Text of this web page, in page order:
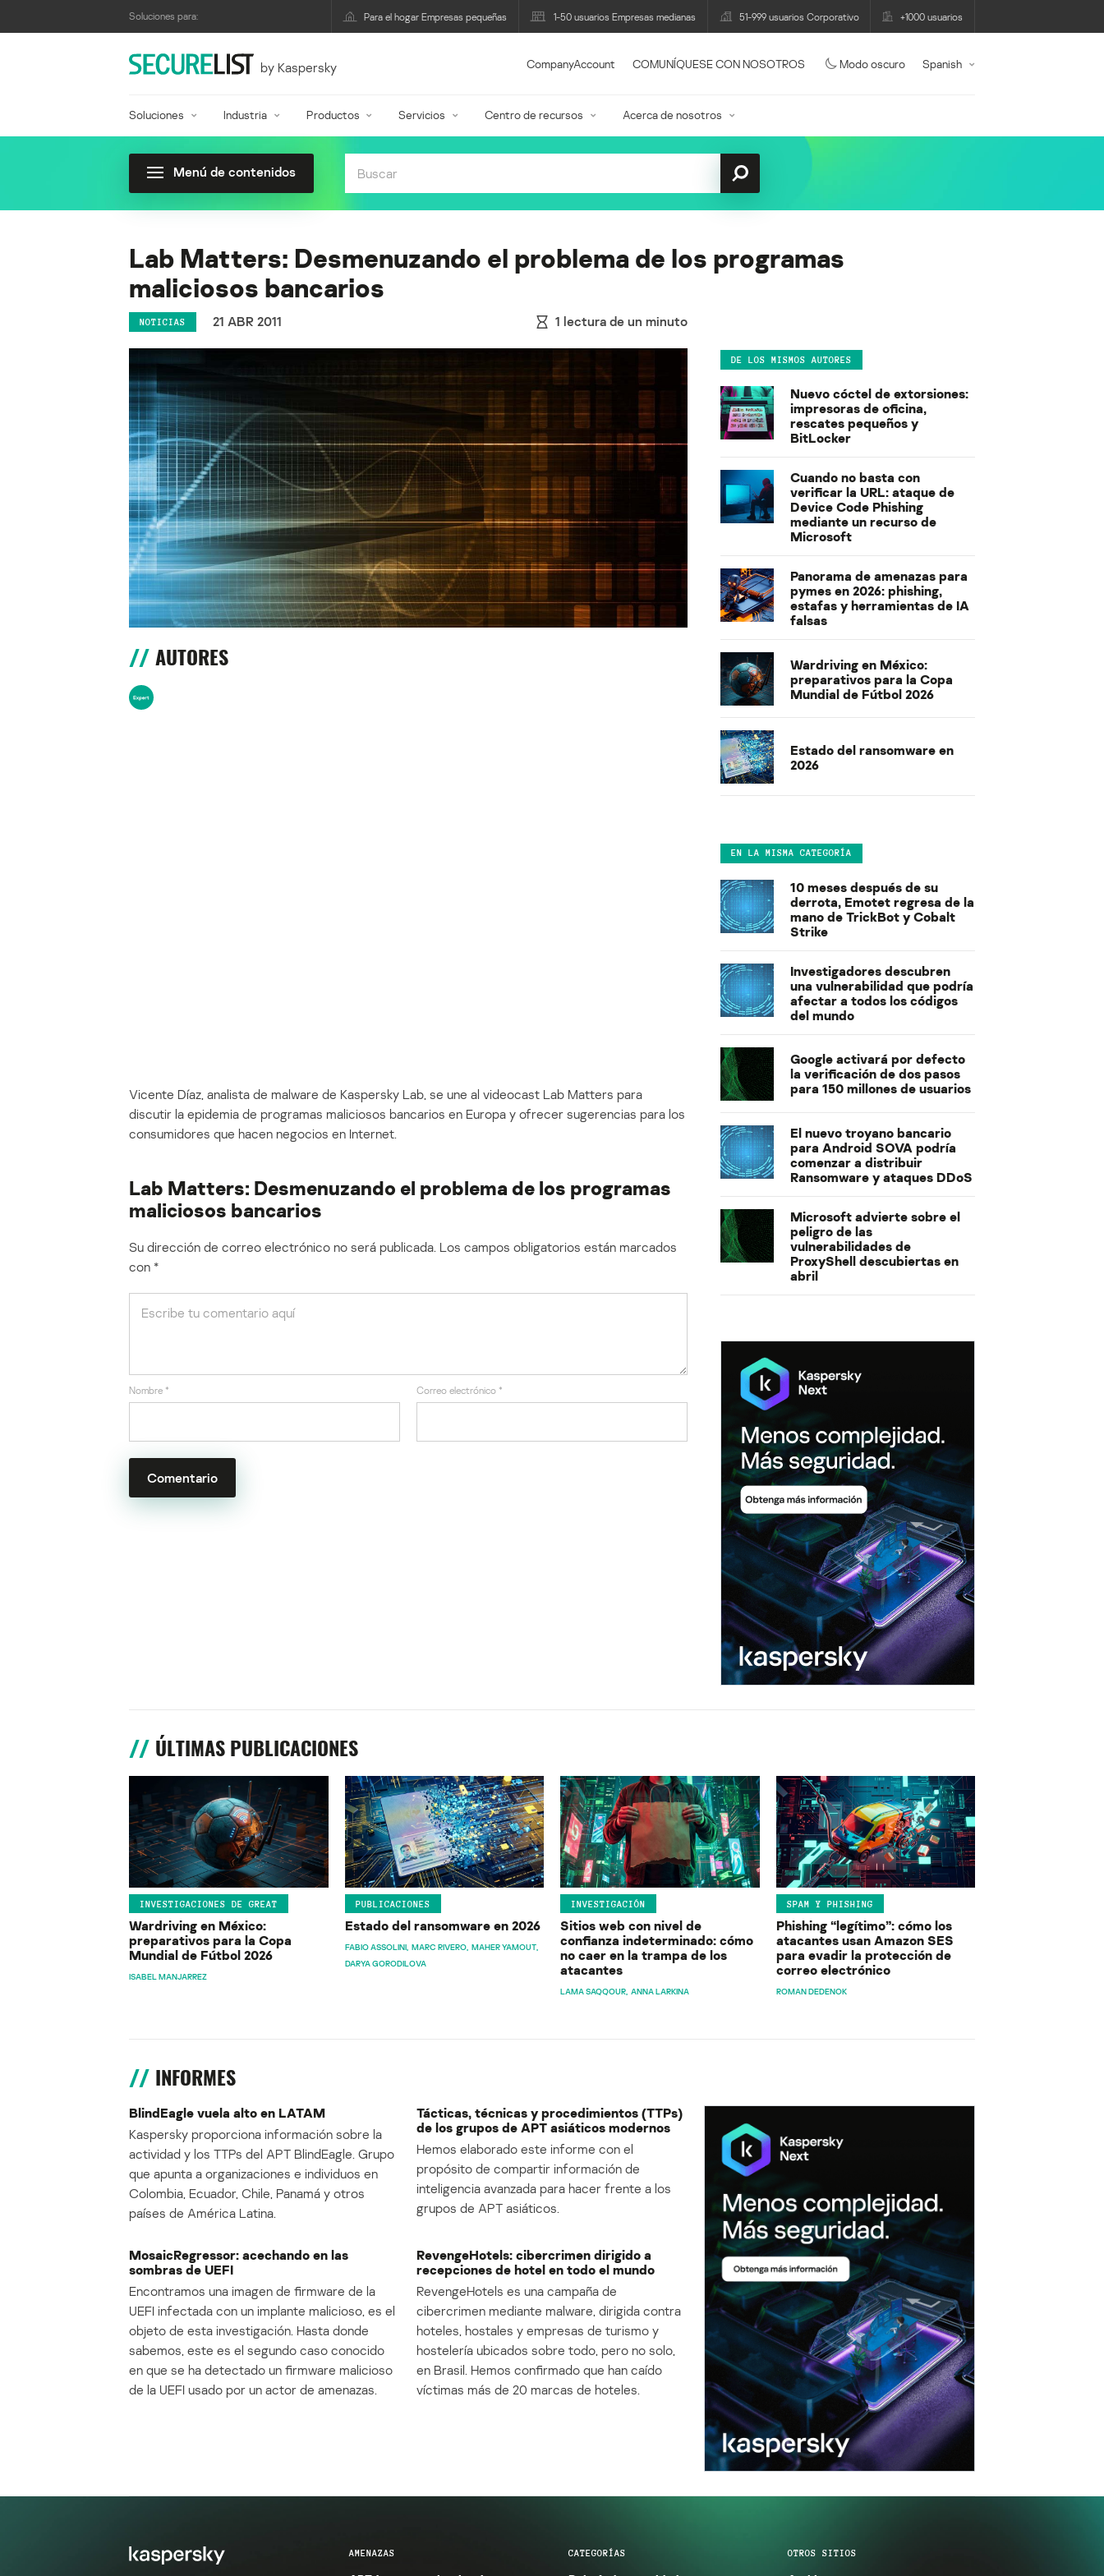
Soluciones para: Para el hogar Empresas pequeñas 1-50 usuarios Empresas medianas 51-999 usuarios Corporativo +1000 usuarios
by Kaspersky CompanyAccount COMUNÍQUESE CON NOSOTROS Modo oscuro Spanish
Soluciones Industria Productos Servicios Centro de recursos Acerca de nosotros
Menú de contenidos
Lab Matters: Desmenuzando el problema de los programas
maliciosos bancarios
NOTICIAS 21 ABR 2011 1 lectura de un minuto
AUTORES
Vicente Díaz, analista de malware de Kaspersky Lab, se une al videocast Lab Matters para
discutir la epidemia de programas maliciosos bancarios en Europa y ofrecer sugerencias para los
consumidores que hacen negocios en Internet.
Lab Matters: Desmenuzando el problema de los programas
maliciosos bancarios
Su dirección de correo electrónico no será publicada. Los campos obligatorios están marcados
con *
Nombre * Correo electrónico *
DE LOS MISMOS AUTORES
Nuevo cóctel de extorsiones:
impresoras de oficina,
rescates pequeños y
BitLocker
Cuando no basta con
verificar la URL: ataque de
Device Code Phishing
mediante un recurso de
Microsoft
Panorama de amenazas para
pymes en 2026: phishing,
estafas y herramientas de IA
falsas
Wardriving en México:
preparativos para la Copa
Mundial de Fútbol 2026
Estado del ransomware en
2026
EN LA MISMA CATEGORÍA
10 meses después de su
derrota, Emotet regresa de la
mano de TrickBot y Cobalt
Strike
Investigadores descubren
una vulnerabilidad que podría
afectar a todos los códigos
del mundo
Google activará por defecto
la verificación de dos pasos
para 150 millones de usuarios
El nuevo troyano bancario
para Android SOVA podría
comenzar a distribuir
Ransomware y ataques DDoS
Microsoft advierte sobre el
peligro de las
vulnerabilidades de
ProxyShell descubiertas en
abril
ÚLTIMAS PUBLICACIONES
INVESTIGACIONES DE GREAT
Wardriving en México:
preparativos para la Copa
Mundial de Fútbol 2026
ISABEL MANJARREZ
PUBLICACIONES
Estado del ransomware en 2026
FABIO ASSOLINI MARC RIVERO MAHER YAMOUT
DARYA GORODILOVA
INVESTIGACIÓN
Sitios web con nivel de
confianza indeterminado: cómo
no caer en la trampa de los
atacantes
LAMA SAQQOUR ANNA LARKINA
SPAM Y PHISHING
Phishing “legítimo”: cómo los
atacantes usan Amazon SES
para evadir la protección de
correo electrónico
ROMAN DEDENOK
INFORMES
BlindEagle vuela alto en LATAM
Kaspersky proporciona información sobre la
actividad y los TTPs del APT BlindEagle. Grupo
que apunta a organizaciones e individuos en
Colombia, Ecuador, Chile, Panamá y otros
países de América Latina.
Tácticas, técnicas y procedimientos (TTPs)
de los grupos de APT asiáticos modernos
Hemos elaborado este informe con el
propósito de compartir información de
inteligencia avanzada para hacer frente a los
grupos de APT asiáticos.
MosaicRegressor: acechando en las
sombras de UEFI
Encontramos una imagen de firmware de la
UEFI infectada con un implante malicioso, es el
objeto de esta investigación. Hasta donde
sabemos, este es el segundo caso conocido
en que se ha detectado un firmware malicioso
de la UEFI usado por un actor de amenazas.
RevengeHotels: cibercrimen dirigido a
recepciones de hotel en todo el mundo
RevengeHotels es una campaña de
cibercrimen mediante malware, dirigida contra
hoteles, hostales y empresas de turismo y
hostelería ubicados sobre todo, pero no solo,
en Brasil. Hemos confirmado que han caído
víctimas más de 20 marcas de hoteles.
AMENAZAS CATEGORÍAS OTROS SITIOS